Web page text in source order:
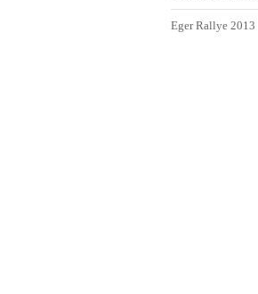
Eger Rallye 2013